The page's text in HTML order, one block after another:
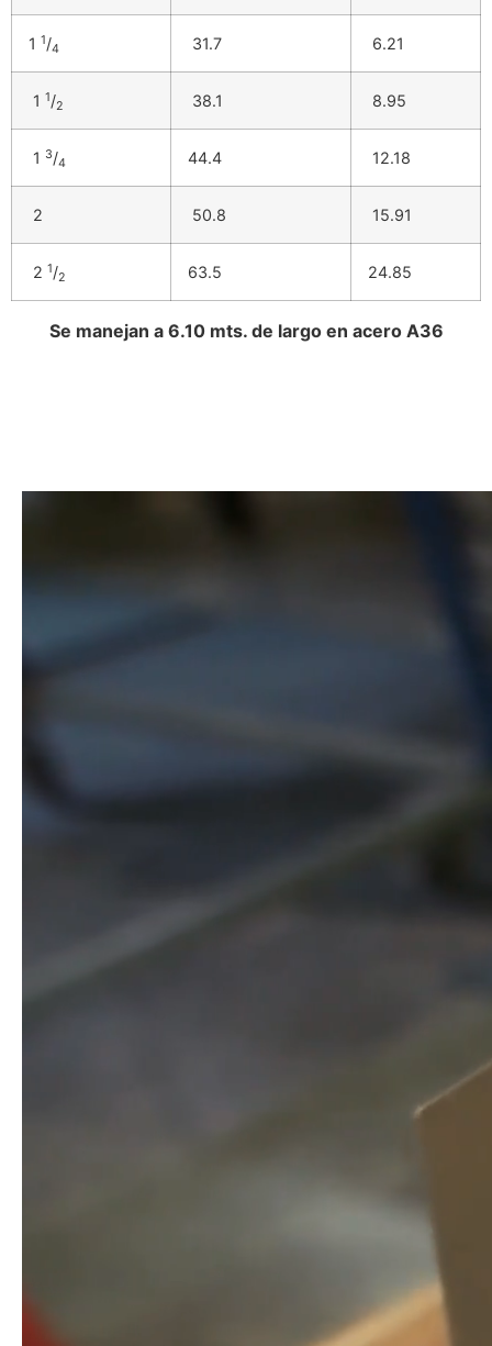
1 1/4 31.7 6.21
1 1/2 38.1 8.95
1 3/4 44.4 12.18
2 50.8 15.91
2 1/2 63.5 24.85
Se manejan a 6.10 mts. de largo en acero A36